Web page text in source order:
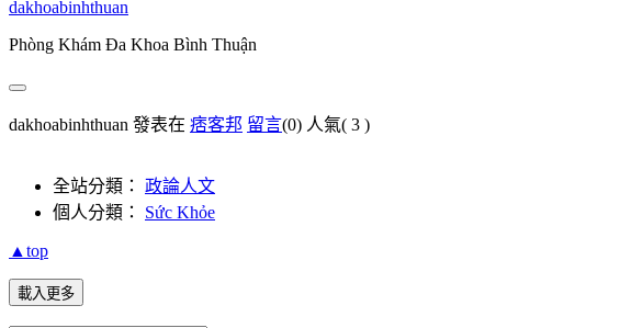
dakhoabinhthuan
Phòng Khám Đa Khoa Bình Thuận
dakhoabinhthuan 發表在 痞客邦 留言(0) 人氣( 3 )
全站分類： 政論人文
個人分類： Sức Khỏe
▲top
載入更多